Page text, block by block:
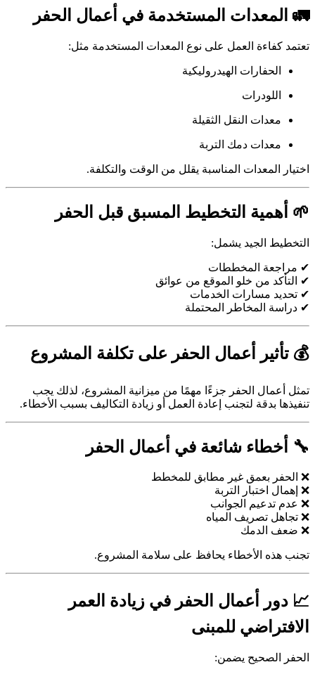
🚛 المعدات المستخدمة في أعمال الحفر
تعتمد كفاءة العمل على نوع المعدات المستخدمة مثل:
الحفارات الهيدروليكية
اللودرات
معدات النقل الثقيلة
معدات دمك التربة
اختيار المعدات المناسبة يقلل من الوقت والتكلفة.
🌱 أهمية التخطيط المسبق قبل الحفر
التخطيط الجيد يشمل:
✔ مراجعة المخططات
✔ التأكد من خلو الموقع من عوائق
✔ تحديد مسارات الخدمات
✔ دراسة المخاطر المحتملة
💰 تأثير أعمال الحفر على تكلفة المشروع
تمثل أعمال الحفر جزءًا مهمًا من ميزانية المشروع، لذلك يجب
تنفيذها بدقة لتجنب إعادة العمل أو زيادة التكاليف بسبب الأخطاء.
🔧 أخطاء شائعة في أعمال الحفر
❌ الحفر بعمق غير مطابق للمخطط
❌ إهمال اختبار التربة
❌ عدم تدعيم الجوانب
❌ تجاهل تصريف المياه
❌ ضعف الدمك
تجنب هذه الأخطاء يحافظ على سلامة المشروع.
📈 دور أعمال الحفر في زيادة العمر
الافتراضي للمبنى
الحفر الصحيح يضمن: